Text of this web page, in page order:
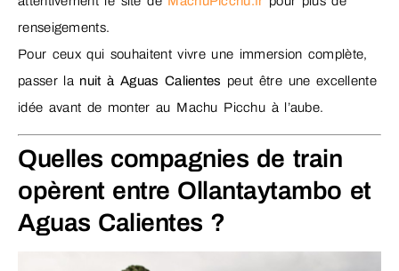
renseigements.
Pour ceux qui souhaitent vivre une immersion complète,
passer la nuit à Aguas Calientes peut être une excellente
idée avant de monter au Machu Picchu à l’aube.
Quelles compagnies de train
opèrent entre Ollantaytambo et
Aguas Calientes ?